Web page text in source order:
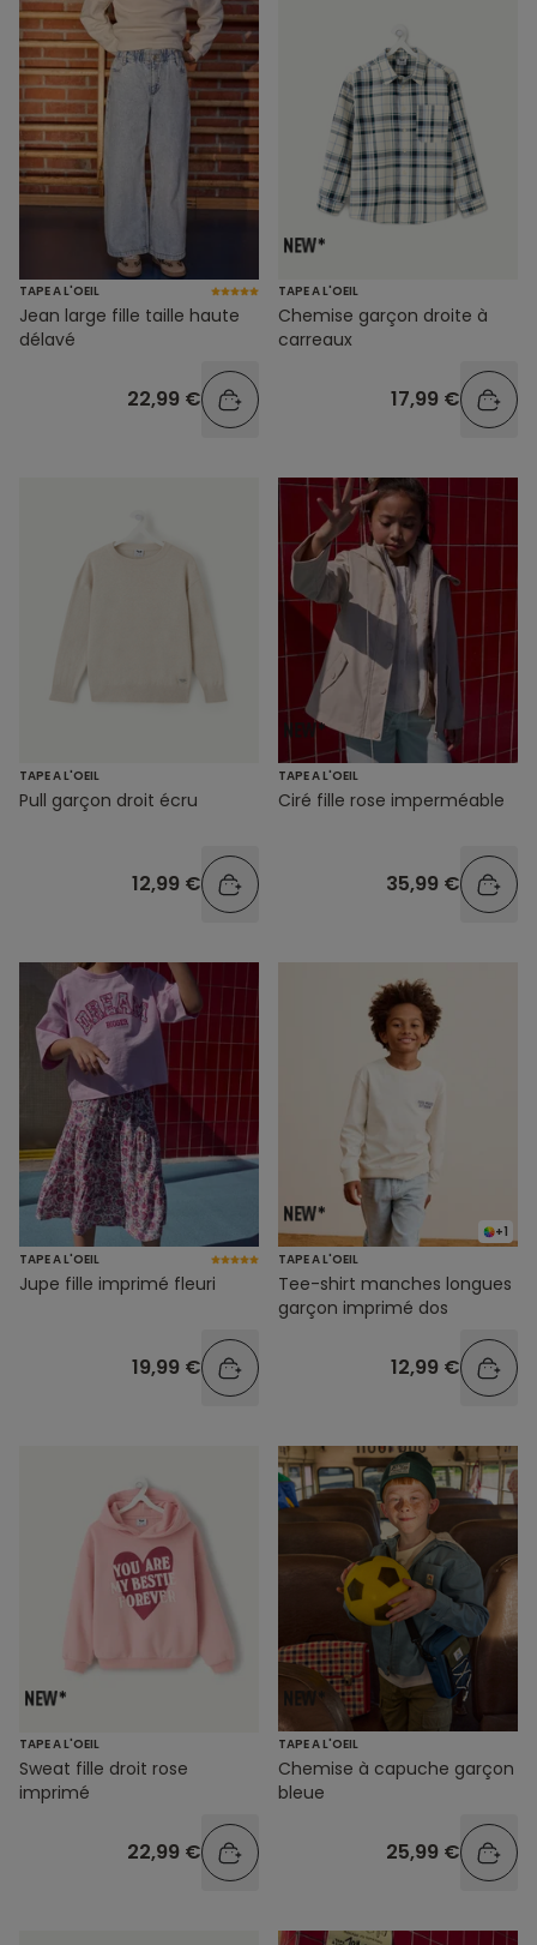
TAPE A L'OEIL
Jean large fille taille haute
délavé
22,99 €
TAPE A L'OEIL
Chemise garçon droite à
carreaux
17,99 €
TAPE A L'OEIL
Pull garçon droit écru
12,99 €
TAPE A L'OEIL
Ciré fille rose imperméable
35,99 €
TAPE A L'OEIL
Jupe fille imprimé fleuri
19,99 €
+1
TAPE A L'OEIL
Tee-shirt manches longues
garçon imprimé dos
12,99 €
TAPE A L'OEIL
Sweat fille droit rose
imprimé
22,99 €
TAPE A L'OEIL
Chemise à capuche garçon
bleue
25,99 €